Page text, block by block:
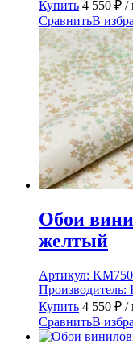
Купить 4 550 ₽ /
СравнитьВ
Обои
желтый
Артикул:
Производитель:
Купить 4 550 ₽ /
СравнитьВ